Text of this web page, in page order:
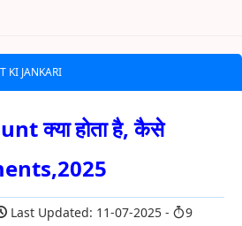
KI JANKARI
क्या होता है, कैसे
Last Updated: 11-07-2025
9